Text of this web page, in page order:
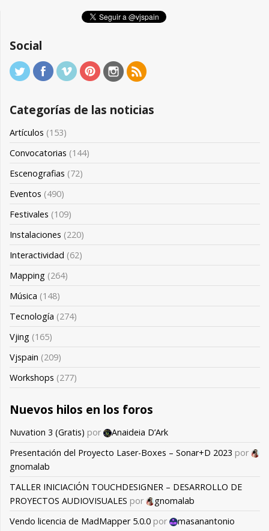
Social
Categorías de las noticias
Artículos (153)
Convocatorias (144)
Escenografias (72)
Eventos (490)
Festivales (109)
Instalaciones (220)
Interactividad (62)
Mapping (264)
Música (148)
Tecnología (274)
Vjing (165)
Vjspain (209)
Workshops (277)
Nuevos hilos en los foros
Nuvation 3 (Gratis) por
Anaideia D’Ark
Presentación del Proyecto Laser-Boxes – Sonar+D 2023 por
gnomalab
TALLER INICIACIÓN TOUCHDESIGNER – DESARROLLO DE
PROYECTOS AUDIOVISUALES por
gnomalab
Vendo licencia de MadMapper 5.0.0 por
masanantonio